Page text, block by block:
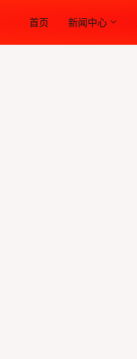
首页 新闻中心